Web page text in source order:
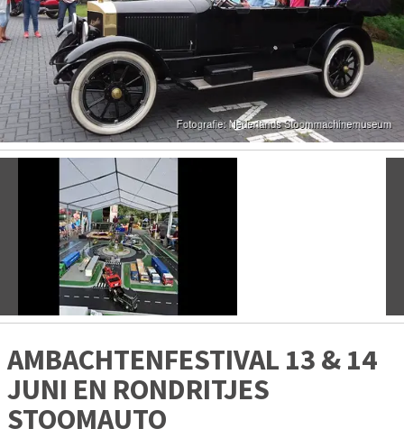
AMBACHTENFESTIVAL 13 & 14
JUNI EN RONDRITJES
STOOMAUTO